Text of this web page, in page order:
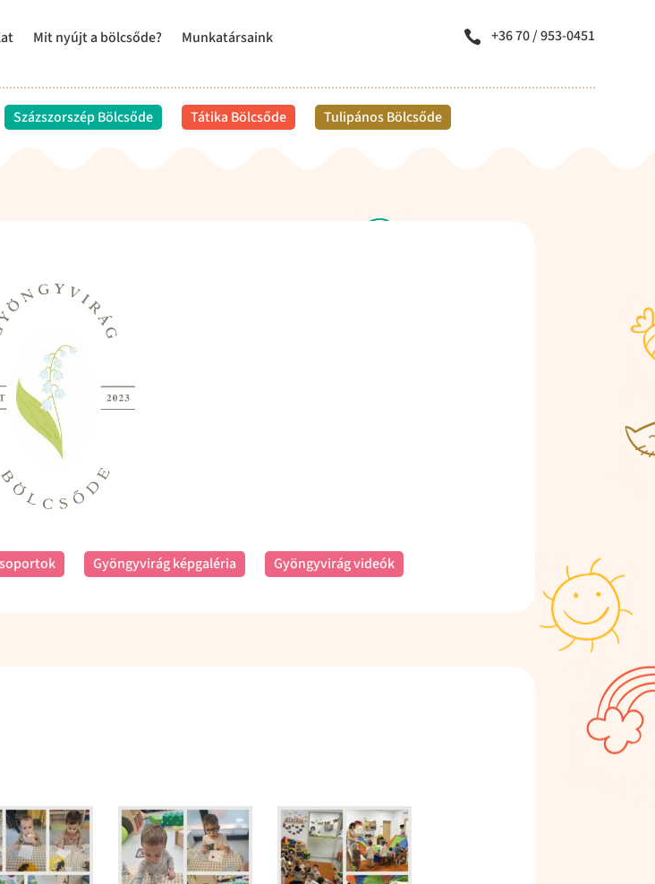
Mit nyújt a bölcsőde?
Munkatársaink
 +36 70 / 953-0451
Százszorszép Bölcsőde Tátika Bölcsőde Tulipános Bölcsőde
Gyöngyvirág képgaléria Gyöngyvirág videók